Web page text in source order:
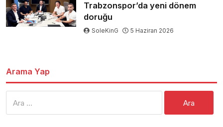
Trabzonspor’da yeni dönem
doruğu
SoleKinG 5 Haziran 2026
Arama Yap